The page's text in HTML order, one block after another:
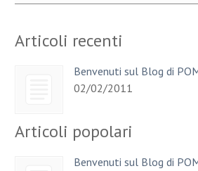
Articoli recenti
Benvenuti sul Blog di
02/02/2011
Articoli popolari
Benvenuti sul Blog di